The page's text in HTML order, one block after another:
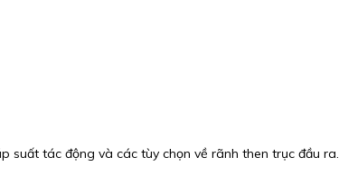
suất tác động và các tùy chọn về rãnh then trục đầu ra.